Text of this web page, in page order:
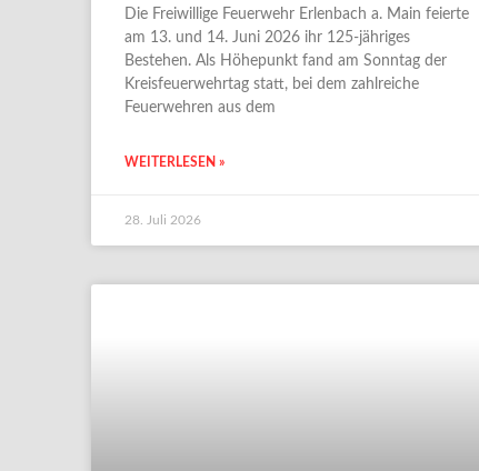
Die Freiwillige Feuerwehr Erlenbach a. Main feierte
am 13. und 14. Juni 2026 ihr 125-jähriges
Bestehen. Als Höhepunkt fand am Sonntag der
Kreisfeuerwehrtag statt, bei dem zahlreiche
Feuerwehren aus dem
WEITERLESEN »
28. Juli 2026